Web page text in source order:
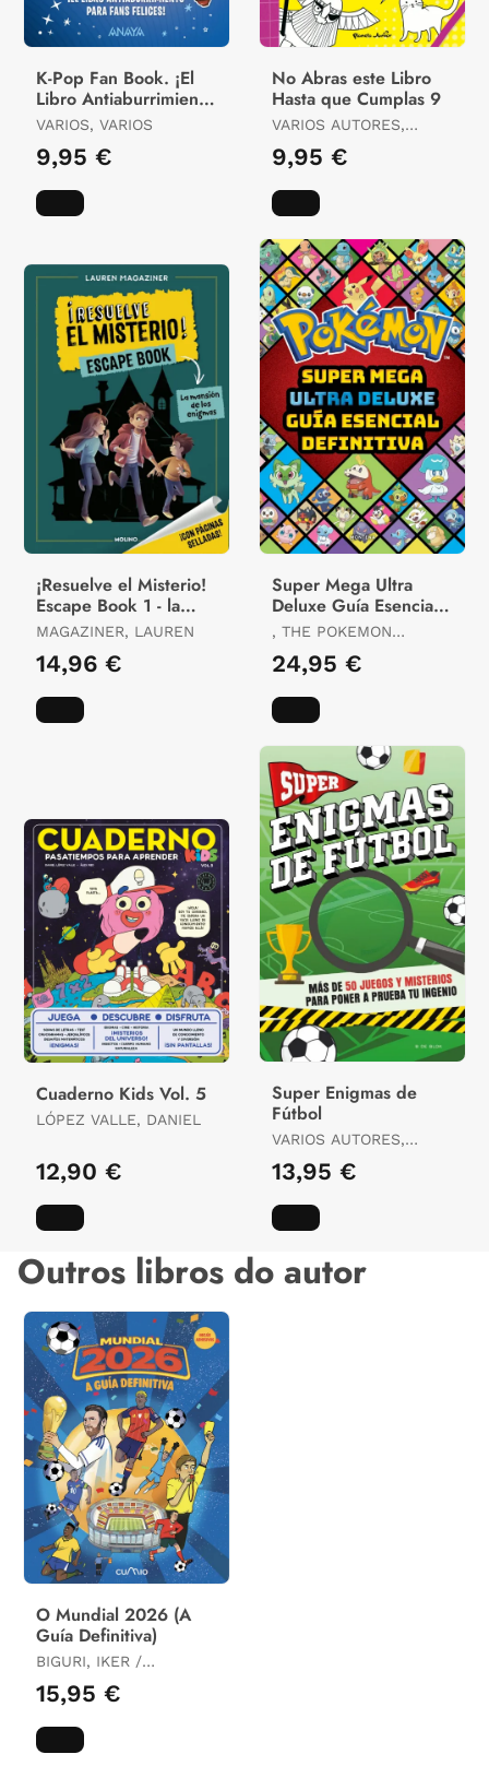
K-Pop Fan Book. ¡El
Libro Antiaburrimiento
para Fans Felices!
VARIOS, VARIOS
9,95 €
No Abras este Libro
Hasta que Cumplas 9
VARIOS AUTORES,
9,95 €
¡Resuelve el Misterio!
Escape Book 1 - la
Mansión de los
MAGAZINER, LAUREN
14,96 €
Super Mega Ultra
Deluxe Guía Esencial
Definitiva (Guía
Pokémon)
, THE POKEMON
COMPANY
24,95 €
Cuaderno Kids Vol. 5
LÓPEZ VALLE, DANIEL
12,90 €
Super Enigmas de
Fútbol
VARIOS AUTORES,
13,95 €
Outros libros do autor
O Mundial 2026 (A
Guía Definitiva)
BIGURI, IKER /
15,95 €